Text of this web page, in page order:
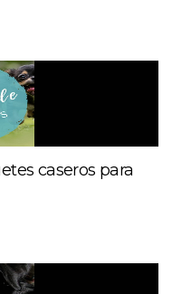
caseros para